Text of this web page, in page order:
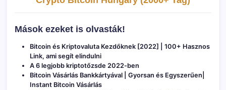
Mások ezeket is olvasták!
Bitcoin és Kriptovaluta Kezdőknek [2022] | 100+ Hasznos
Link, ami segít elindulni
A 6 legjobb kriptotőzsde 2022-ben
Bitcoin Vásárlás Bankkártyával | Gyorsan és Egyszerűen|
Instant Bitcoin Vásárlás